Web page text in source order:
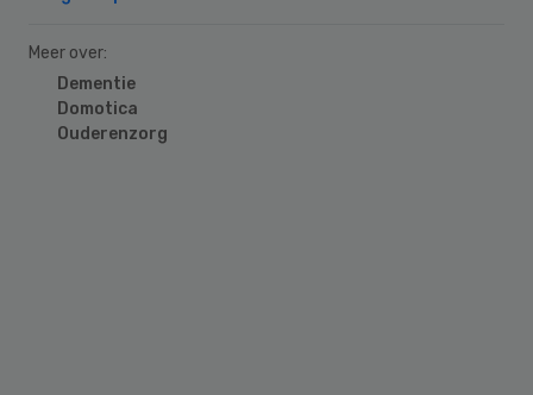
Meer over:
Dementie
Domotica
Ouderenzorg